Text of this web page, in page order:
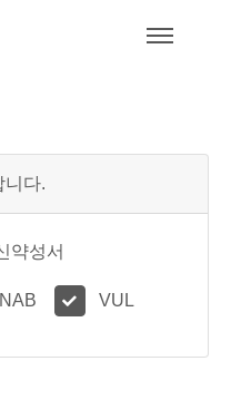
니다.
약성서
NAB VUL